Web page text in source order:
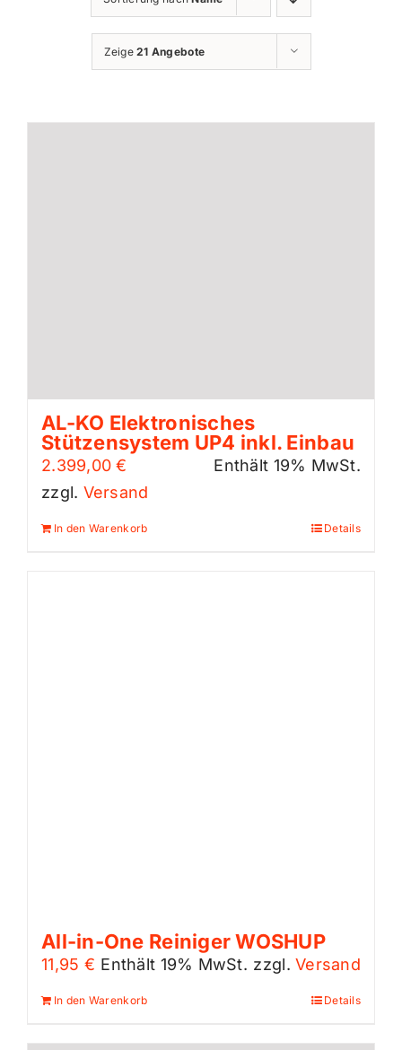
Zeige21 Angebote
AL-KO Elektronisches
Stützensystem UP4 inkl. Einbau
2.399,00€
Enthält 19% MwSt.
zzgl. Versand
In den Warenkorb Details
All-in-One Reiniger WOSHUP
11,95 € Enthält 19% MwSt. zzgl.Versand
In den Warenkorb Details